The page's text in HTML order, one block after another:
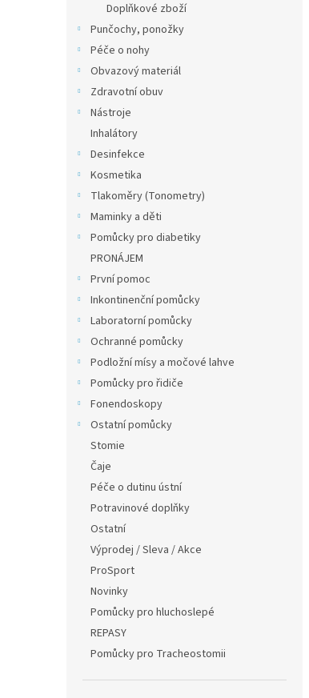
Doplňkové zboží
Punčochy, ponožky
Péče o nohy
Obvazový materiál
Zdravotní obuv
Nástroje
Inhalátory
Desinfekce
Kosmetika
Tlakoměry (Tonometry)
Maminky a děti
Pomůcky pro diabetiky
PRONÁJEM
První pomoc
Inkontinenční pomůcky
Laboratorní pomůcky
Ochranné pomůcky
Podložní mísy a močové lahve
Pomůcky pro řidiče
Fonendoskopy
Ostatní pomůcky
Stomie
Čaje
Péče o dutinu ústní
Potravinové doplňky
Ostatní
Výprodej / Sleva / Akce
ProSport
Novinky
Pomůcky pro hluchoslepé
REPASY
Pomůcky pro Tracheostomii